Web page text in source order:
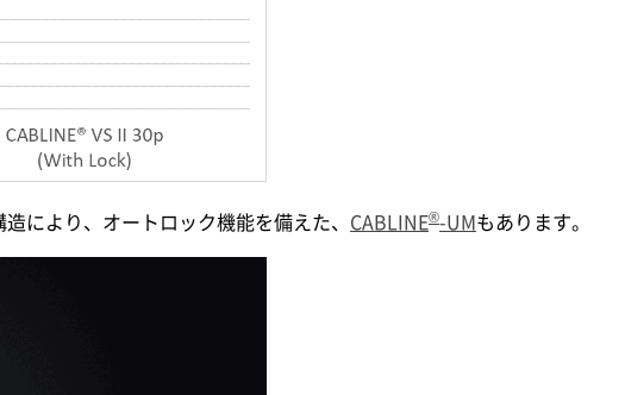
により、オートロック機能を備えた、 CABLINE®-UMもあります。